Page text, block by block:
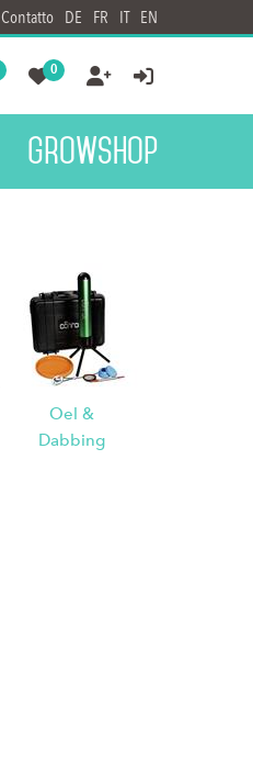
Contatto DE FR IT EN
0  
Growshop
Oel &
Dabbing